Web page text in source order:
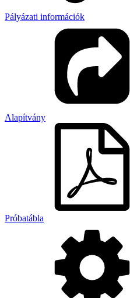
Pályázati információk
Alapítvány
Próbatábla